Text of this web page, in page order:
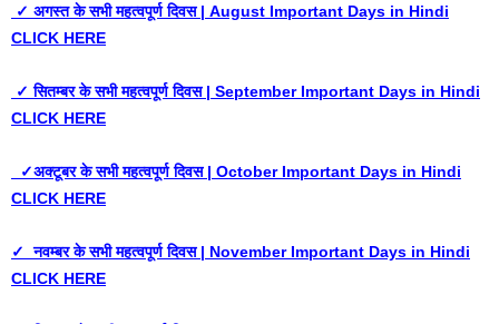
✓ अगस्त के सभी महत्वपूर्ण दिवस | August Important Days in Hindi
CLICK HERE
✓ सितम्बर के सभी महत्वपूर्ण दिवस | September Important Days in Hindi
CLICK HERE
✓अक्टूबर के सभी महत्वपूर्ण दिवस | October Important Days in Hindi
CLICK HERE
✓ नवम्बर के सभी महत्वपूर्ण दिवस | November Important Days in Hindi
CLICK HERE